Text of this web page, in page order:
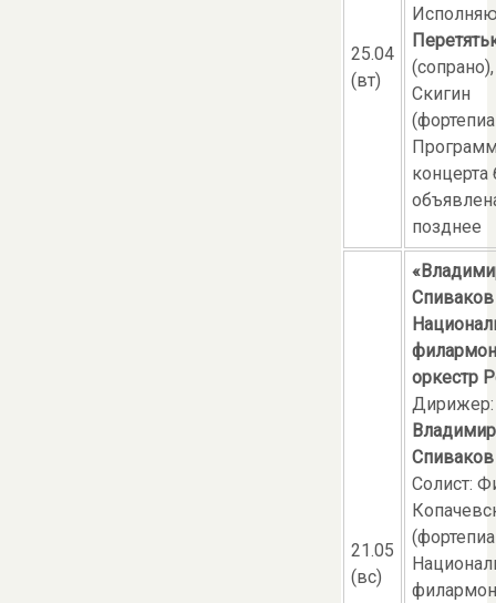
25.04
(вт)
Скигин
концерта
позднее
21.05
(вс)
оркестр
Дирижер:
Владимир
Спиваков
Солист: